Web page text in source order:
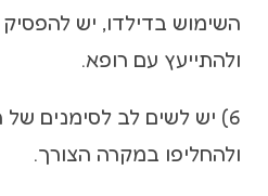
השימוש בדילדו, יש
ולהתייעץ עם רופא.
6) יש לשים לב לסימנים של
ולהחליפו במקרה הצורך.